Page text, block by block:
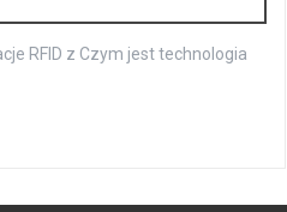
RFID z Czym jest technologia